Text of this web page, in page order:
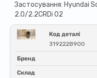
Застосування: Hyundai
2.0/2.2CRDi 02
Код деталі
319222B900
Бренд
Склад